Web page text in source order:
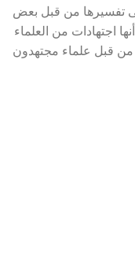
تفسيرها من قبل بعض
اجتهادات من العلماء
قبل علماء مجتهدون